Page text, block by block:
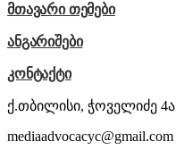
მთავარი თემები
ანგარიშები
კონტაქტი
ქ.თბილისი, ჭოველიძე 4ა
mediaadvocacyc@gmail.com